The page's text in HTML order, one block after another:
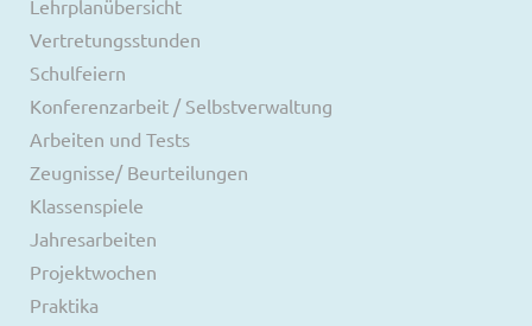
Lehrplanübersicht
Vertretungsstunden
Schulfeiern
Konferenzarbeit / Selbstverwaltung
Arbeiten und Tests
Zeugnisse/ Beurteilungen
Klassenspiele
Jahresarbeiten
Projektwochen
Praktika